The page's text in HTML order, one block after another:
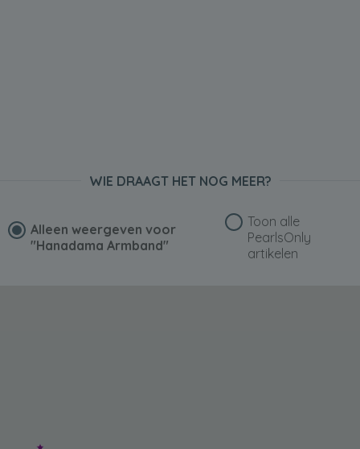
WIE DRAAGT HET NOG MEER?
Alleen weergeven voor
"Hanadama Armband"
Toon alle
PearlsOnly
artikelen